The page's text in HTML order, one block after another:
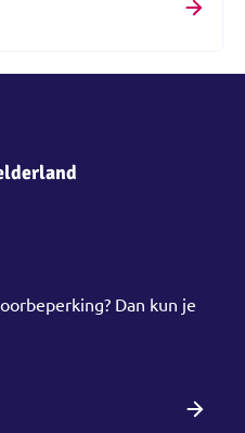
Dan kun je